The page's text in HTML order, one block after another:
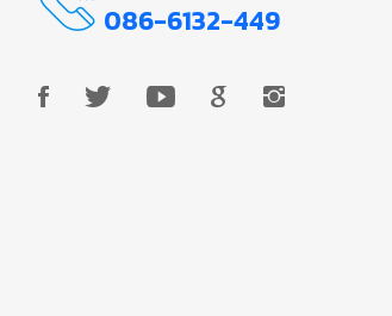
086-6132-449